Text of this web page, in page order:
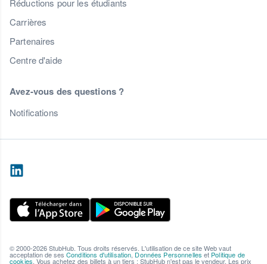
Réductions pour les étudiants
Carrières
Partenaires
Centre d'aide
Avez-vous des questions ?
Notifications
© 2000-2026 StubHub. Tous droits réservés. L'utilisation de ce site Web vaut
acceptation de ses Conditions d'utilisation, Données Personnelles et Politique de
cookies. Vous achetez des billets à un tiers ; StubHub n'est pas le vendeur. Les prix